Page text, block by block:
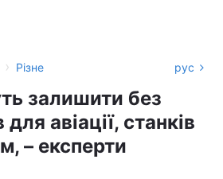
› Різне рус
залишити без
авіації, станків
– експерти